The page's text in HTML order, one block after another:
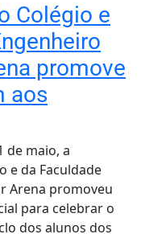
Colégio e
promove
aos
de maio, a
e da Faculdade
Arena promoveu
para celebrar o
dos alunos dos